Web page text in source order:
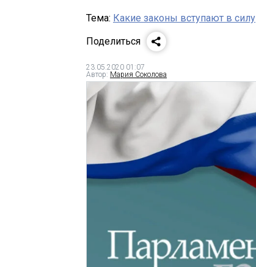
Тема: Какие законы вступают в силу
Поделиться
23.05.2020 01:07
Автор: Мария Соколова